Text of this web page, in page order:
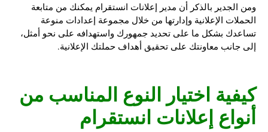
ومن الجدير بالذكر أن مدير إعلانات انستقرام يمكنك من متابعة
الحملات الإعلانية وإدارتها من خلال مجموعة إعدادات منوعة
تساعدك بشكل ما على تحديد جمهورك واستهدافه على نحو أمثل،
إلى جانب معاونتك على تحقيق أهداف حملتك الإعلانية.
كيفية اختيار النوع المناسب من
أنواع إعلانات انستقرام